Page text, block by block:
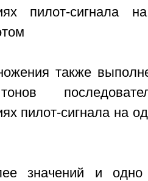
пилот-сигнала
также
пилот-сигнала на
значений и